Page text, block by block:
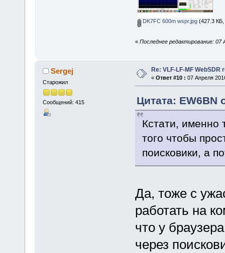
DK7FC 600m wspr.jpg(427.3 КБ,
« Последнее редактирование: 07
Sergej
Старожил
Сообщений: 415
Re: VLF-LF-MF
« Ответ #10 : 07 Апреля
Цитата: EW6BN
Кстати, именно
того чтобы
поисковики, а
Да, тоже с
работать на
что у
через